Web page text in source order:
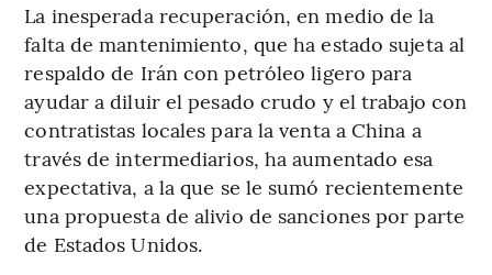
La inesperada recuperación, en medio de la
falta de mantenimiento, que ha estado sujeta al
respaldo de Irán con petróleo ligero para
ayudar a diluir el pesado crudo y el trabajo con
contratistas locales para la venta a China a
través de intermediarios, ha aumentado esa
expectativa, a la que se le sumó recientemente
una propuesta de alivio de sanciones por parte
de Estados Unidos.